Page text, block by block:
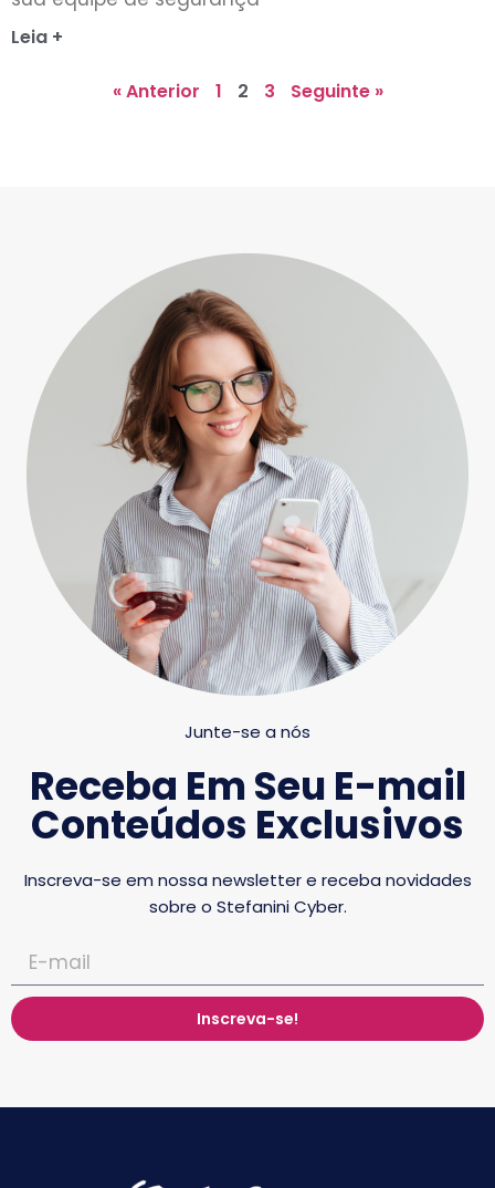
Leia +
« Anterior 1 2 3 Seguinte »
Junte-se a nós
Receba Em Seu E-mail
Conteúdos Exclusivos
Inscreva-se em nossa newsletter e receba novidades
sobre o Stefanini Cyber.
Inscreva-se!